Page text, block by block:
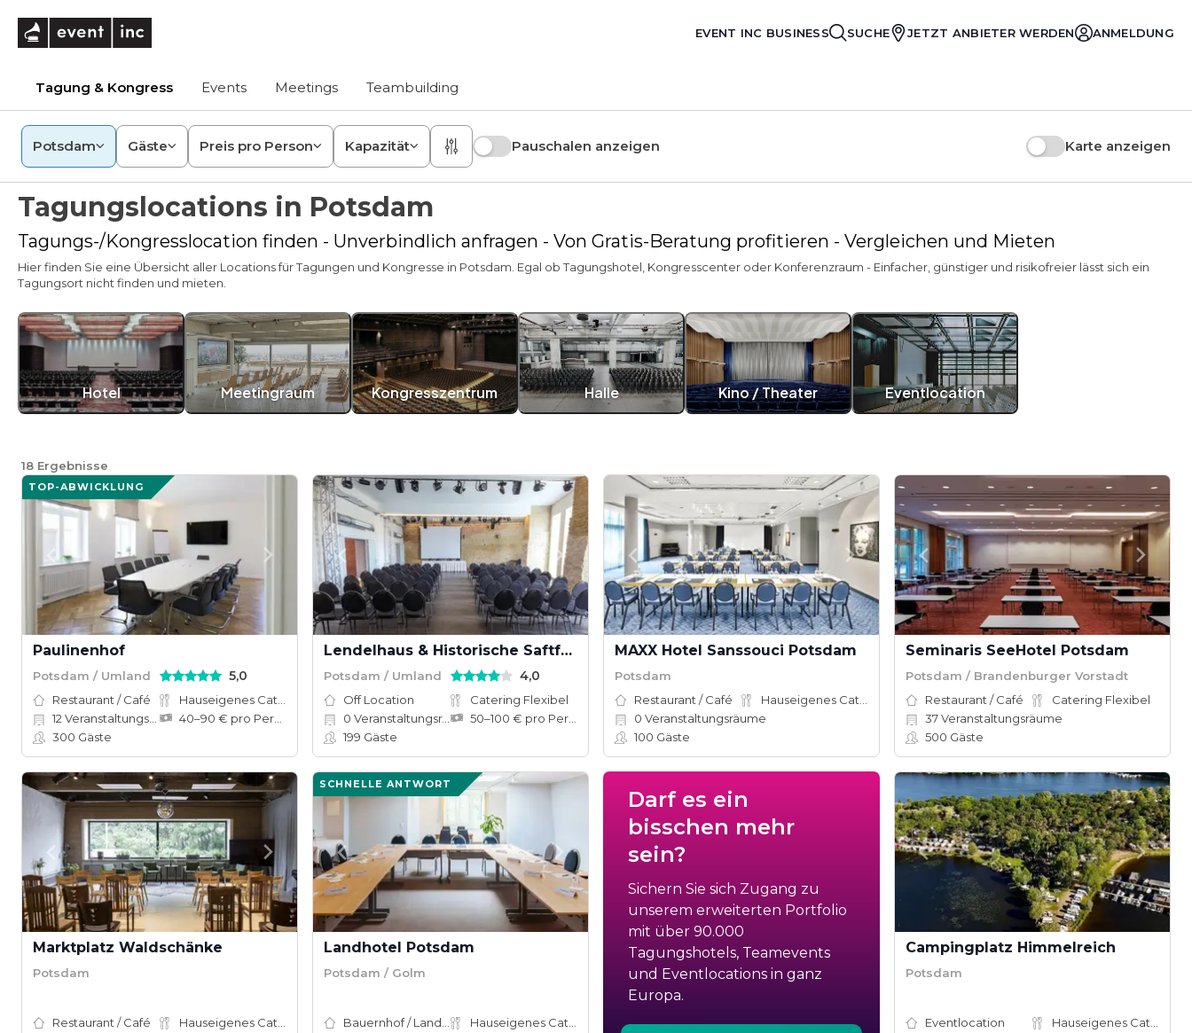
EVENT INC BUSINESS SUCHE JETZT ANBIETER WERDEN ANMELDUNG
Tagung & Kongress Events Meetings Teambuilding
Potsdam Gäste Preis pro Person Kapazität Pauschalen anzeigen Karte anzeigen
Tagungslocations in Potsdam
Tagungs-/Kongresslocation finden - Unverbindlich anfragen - Von Gratis-Beratung profitieren - Vergleichen und Mieten
Hier finden Sie eine Übersicht aller Locations für Tagungen und Kongresse in Potsdam. Egal ob Tagungshotel, Kongresscenter oder Konferenzraum - Einfacher, günstiger und risikofreier lässt sich ein
Tagungsort nicht finden und mieten.
Hotel Meetingraum Kongresszentrum Halle Kino / Theater Eventlocation
18 Ergebnisse
TOP-ABWICKLUNG
Paulinenhof
Potsdam / Umland 5,0
Restaurant / Café
12 Veranstaltungsräume
300 Gäste
Lendelhaus & Historische Saftfabrik
Potsdam / Umland 4,0
Off Location
Catering Flexibel
0 Veranstaltungsräume
199 Gäste
MAXX Hotel Sanssouci Potsdam
Potsdam
Restaurant / Café
0 Veranstaltungsräume
100 Gäste
Seminaris SeeHotel Potsdam
Potsdam / Brandenburger Vorstadt
Restaurant / Café
Catering Flexibel
37Veranstaltungsräume
500 Gäste
Marktplatz Waldschänke
Potsdam
Restaurant / Café
SCHNELLE ANTWORT
Landhotel Potsdam
Potsdam / Golm
Darf es ein
bisschen mehr
sein?
Sichern Sie sich Zugang zu
unserem erweiterten Portfolio
mit über 90.000
Tagungshotels, Teamevents
und Eventlocations in ganz
Europa.
Campingplatz Himmelreich
Potsdam
Eventlocation